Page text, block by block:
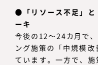
●「リソース不足」と
ーキ
今後の12～24カ月で
ング施策の「中規模
ています。一方で、